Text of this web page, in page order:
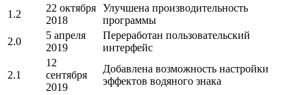
1.2
22 октября
2018
Улучшена производительность
программы
2.0
5 апреля
2019
Переработан пользовательский
интерфейс
2.1
12
сентября
2019
Добавлена возможность настройки
эффектов водяного знака